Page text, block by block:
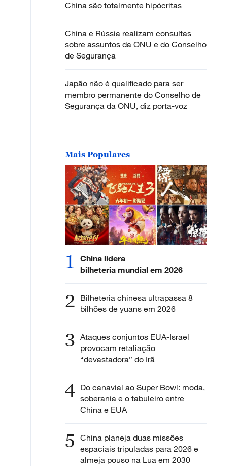
China são totalmente hipócritas
China e Rússia realizam consultas
sobre assuntos da ONU e do Conselho
de Segurança
Japão não é qualificado para ser
membro permanente do Conselho de
Segurança da ONU, diz porta-voz
Mais Populares
1
China lidera
bilheteria mundial em 2026
2 Bilheteria chinesa ultrapassa 8
bilhões de yuans em 2026
3 Ataques conjuntos EUA-Israel
provocam retaliação
“devastadora” do Irã
4 Do canavial ao Super Bowl: moda,
soberania e o tabuleiro entre
China e EUA
5 China planeja duas missões
espaciais tripuladas para 2026 e
almeja pouso na Lua em 2030